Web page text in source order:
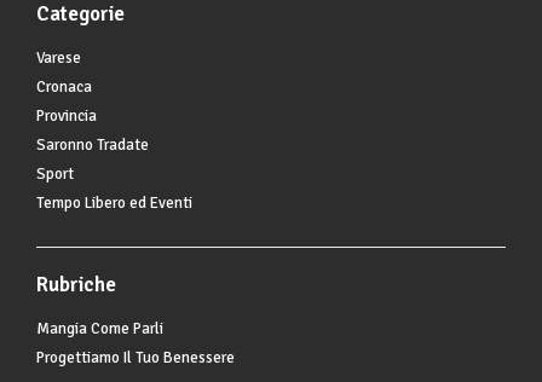
Categorie
Varese
Cronaca
Provincia
Saronno Tradate
Sport
Tempo Libero ed Eventi
Rubriche
Mangia Come Parli
Progettiamo Il Tuo Benessere